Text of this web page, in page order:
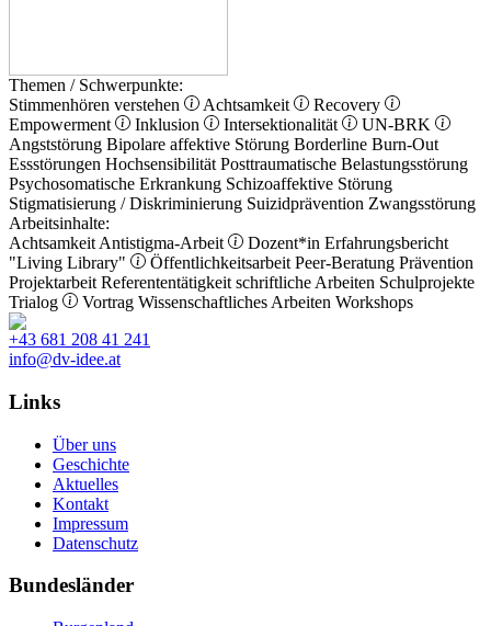
Themen / Schwerpunkte:
Stimmenhören verstehen
Achtsamkeit
Recovery
Empowerment
Inklusion Intersektionalität
UN-BRK
Angststörung Bipolare affektive Störung Borderline Burn-Out
Essstörungen Hochsensibilität Posttraumatische Belastungsstörung
Psychosomatische Erkrankung Schizoaffektive Störung
Stigmatisierung / Diskriminierung Suizidprävention Zwangsstörung
Arbeitsinhalte:
Achtsamkeit Antistigma-Arbeit Dozent*in Erfahrungsbericht
"Living Library"
Öffentlichkeitsarbeit Peer-Beratung Prävention
Projektarbeit Referententätigkeit schriftliche Arbeiten Schulprojekte
Trialog
Vortrag Wissenschaftliches Arbeiten Workshops
+43 681 208 41 241
info@dv-idee.at
Links
Über uns
Geschichte
Aktuelles
Kontakt
Impressum
Datenschutz
Bundesländer